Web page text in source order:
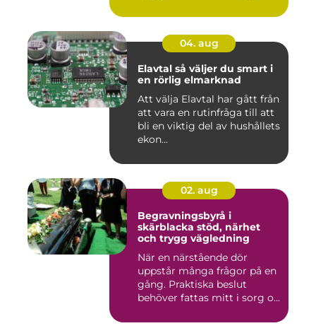
04. aug
Elavtal så väljer du smart i
en rörlig elmarknad
Att välja Elavtal har gått från
att vara en rutinfråga till att
bli en viktig del av hushållets
ekon...
02. aug
Begravningsbyrå i
skärblacka stöd, närhet
och trygg vägledning
När en närstående dör
uppstår många frågor på en
gång. Praktiska beslut
behöver fattas mitt i sorg o...